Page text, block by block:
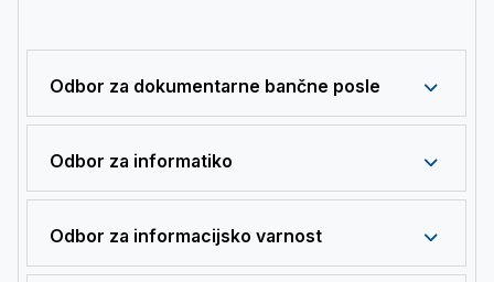
Odbor za dokumentarne bančne posle
Odbor za informatiko
Odbor za informacijsko varnost